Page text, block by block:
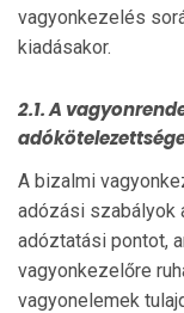
vagyonkezelés
kiadásakor.
2.1. A
A bizalmi
adózási szabályok
adóztatási pontot,
vagyonkezelőre
vagyonelemek